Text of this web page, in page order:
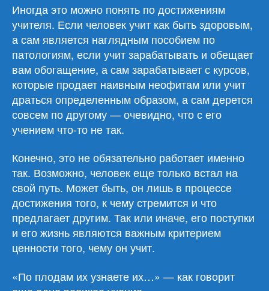
Иногда это можно понять по достижениям
учителя. Если человек учит как быть здоровым,
а сам является наглядным пособием по
патологиям, если учит зарабатывать и обещает
вам обогащение, а сам зарабатывает с курсов,
которые продает наивным неофитам или учит
драться определенным образом, а сам дерется
совсем по другому — очевидно, что с его
учением что-то не так.
Конечно, это не обязательно работает именно
так. Возможно, человек еще только встал на
свой путь. Может быть, он лишь в процессе
достижения того, к чему стремится и что
предлагает другим. Так или иначе, его поступки
и его жизнь являются важным критерием
ценности того, чему он учит.
«По плодам их узнаете их…» — как говорит